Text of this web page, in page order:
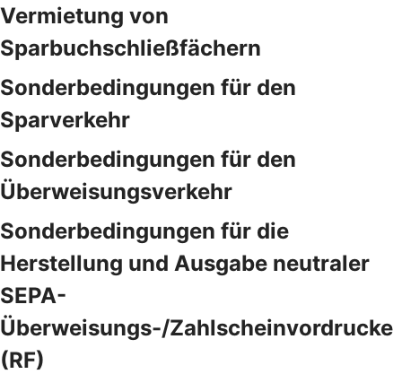
Vermietung von
Sparbuchschließfächern
Sonderbedingungen für den
Sparverkehr
Sonderbedingungen für den
Überweisungsverkehr
Sonderbedingungen für die
Herstellung und Ausgabe neutraler
SEPA-
Überweisungs-/Zahlscheinvordrucke
(RF)